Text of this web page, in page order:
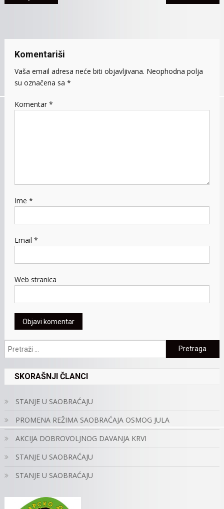
Komentariši
Vaša email adresa neće biti objavljivana. Neophodna polja
su označena sa *
Komentar *
Ime *
Email *
Web stranica
Pretraga:
SKORAŠNJI ČLANCI
STANJE U SAOBRAĆAJU
PROMENA REŽIMA SAOBRAĆAJA OSMOG JULA
AKCIJA DOBROVOLJNOG DAVANJA KRVI
STANJE U SAOBRAĆAJU
STANJE U SAOBRAĆAJU